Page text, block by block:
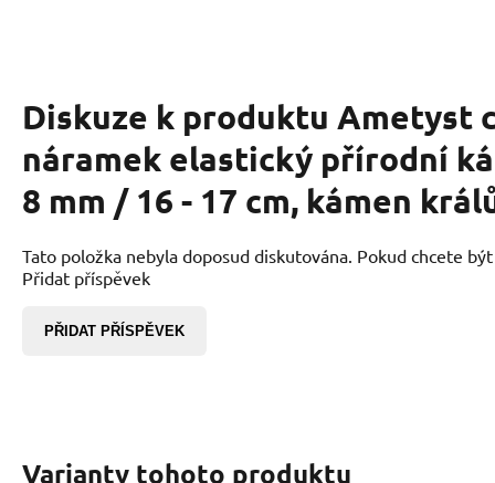
Diskuze k produktu Ametyst
náramek elastický přírodní
8 mm / 16 - 17 cm, kámen
Tato položka nebyla doposud diskutována. Pokud chcete
Přidat příspěvek
PŘIDAT PŘÍSPĚVEK
Varianty tohoto produktu